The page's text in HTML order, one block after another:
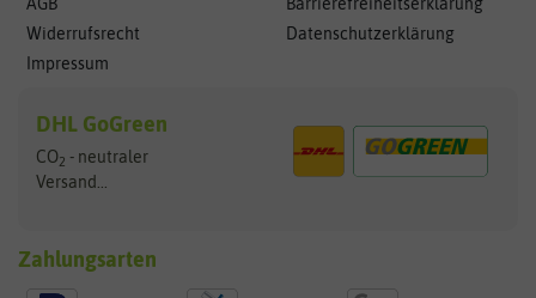
Widerrufsrecht
Impressum
Datenschutzerklärung
DHL GoGreen
CO2 - neutraler
Versand...
Zahlungsarten